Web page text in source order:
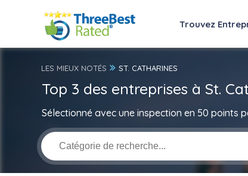
Trouvez
LES MIEUX NOTÉS ST. CATHARINES
Top 3 des entreprises à St.
Sélectionné avec une inspection en 50 points